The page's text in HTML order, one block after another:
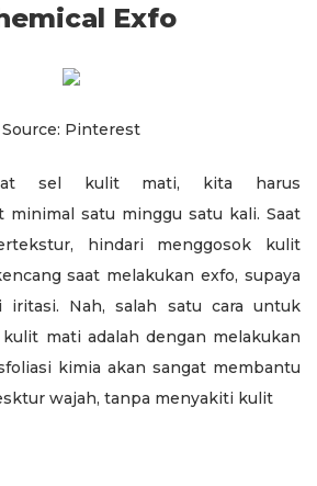
Exfo
Source: Pinterest
sel kulit mati, kita harus
minimal satu minggu satu kali. Saat
hindari menggosok kulit
saat melakukan exfo, supaya
Nah, salah satu cara untuk
mati adalah dengan melakukan
kimia akan sangat membantu
wajah, tanpa menyakiti kulit